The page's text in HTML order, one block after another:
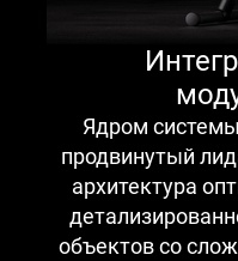
Ядром
продвинутый
архитектура
объектов со